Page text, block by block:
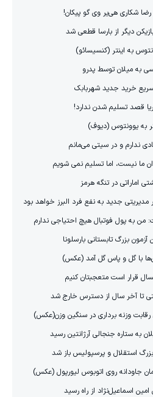
شکاری هی‌یر وی‌ گو پیکان!
دیگر از بارسا قطعی شد
به اینتر (کنسیسائو)
به میلان توسط پدرو
خرید جدید شهربابک
قصد تسلیم شدن ندارد!
به یوونتوس (دیوف)
ندارم و در سیتی می‌مانم
ما نیست، اما تسلیم نمی شویم
اماراتی در تنگه هرمز
مدیریتی جدید به نفع فرد البرز خواهد بود
من به پول فوتبال هیچ احتیاجی ندارم
آزمون بزرگ تابستانی بارسلونا
با گل و پاس گل آمد (عکس)
قرار است متعجبتان کنیم
تا آخر سال از دسترس خارج شد
رقابت وزنه برداری در سنگین وزن(عکس)
به ستاره جنجالی آرژانتین رسید
استقلال و پرسپولیس باز شد
جاودانه روی اتوبوس لیورپول (عکس)
اسماعیل‌نژاد از راه رسید